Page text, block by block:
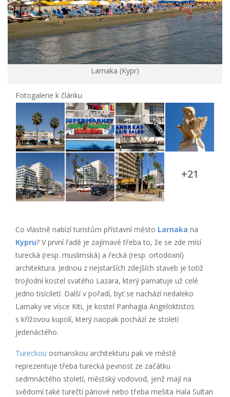
Larnaka (Kypr)
Fotogalerie k článku
+21
Co vlastně nabízí turistům přístavní město Larnaka na
Kypru? V první řadě je zajímavé třeba to, že se zde mísí
turecká (resp. muslimská) a řecká (resp. ortodoxní)
architektura. Jednou z nejstarších zdejších staveb je totiž
trojlodní kostel svatého Lazara, který pamatuje už celé
jedno tisíciletí. Další v pořadí, byť se nachází nedaleko
Larnaky ve vísce Kiti, je kostel Panhagia Angeloktistos
s křížovou kupolí, který naopak pochází ze století
jedenáctého.
Tureckou osmanskou architekturu pak ve městě
reprezentuje třeba turecká pevnost ze začátku
sedmnáctého století, městský vodovod, jenž mají na
svědomí také turečtí pánové nebo třeba mešita Hala Sultan